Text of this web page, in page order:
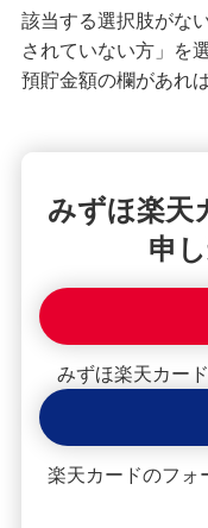
該当する選択肢がな
されていない方」を
預貯金額の欄があれ
みずほ楽天
申
みずほ楽天カー
楽天カードのフォ